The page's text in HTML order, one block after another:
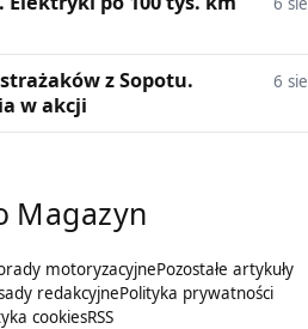
z Sopotu.
w akcji
6 sie
Magazyn
motoryzacyjnePozostałe artykuły
redakcyjnePolityka prywatności
cookiesRSS